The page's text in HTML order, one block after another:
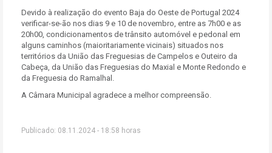
Devido à realização do evento Baja do Oeste de Portugal 2024
verificar-se-ão nos dias 9 e 10 de novembro, entre as 7h00 e as
20h00, condicionamentos de trânsito automóvel e pedonal em
alguns caminhos (maioritariamente vicinais) situados nos
territórios da União das Freguesias de Campelos e Outeiro da
Cabeça, da União das Freguesias do Maxial e Monte Redondo e
da Freguesia do Ramalhal.
A Câmara Municipal agradece a melhor compreensão.
Publicado: 08.11.2024 - 18:58 horas